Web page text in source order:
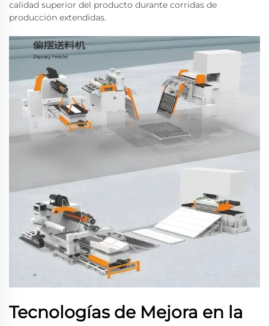
calidad superior del producto durante corridas de
producción extendidas.
Tecnologías de Mejora en la